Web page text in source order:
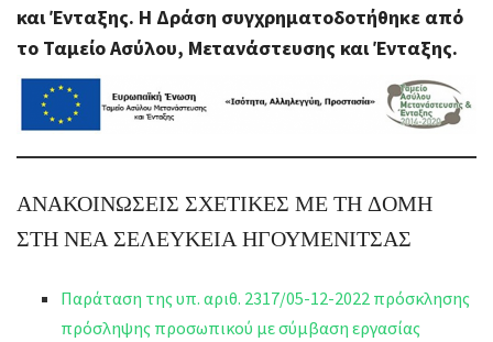
και Ένταξης. Η Δράση συγχρηματοδοτήθηκε από
το Ταμείο Ασύλου, Μετανάστευσης και Ένταξης.
ΑΝΑΚΟΙΝΩΣΕΙΣ ΣΧΕΤΙΚΕΣ ΜΕ ΤΗ ΔΟΜΗ
ΣΤΗ ΝΕΑ ΣΕΛΕΥΚΕΙΑ ΗΓΟΥΜΕΝΙΤΣΑΣ
Παράταση της υπ. αριθ. 2317/05-12-2022 πρόσκλησης
πρόσληψης προσωπικού με σύμβαση εργασίας